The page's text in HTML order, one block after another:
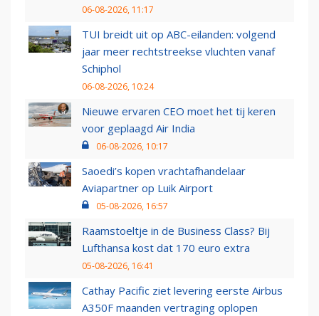
06-08-2026, 11:17
TUI breidt uit op ABC-eilanden: volgend
jaar meer rechtstreekse vluchten vanaf
Schiphol
06-08-2026, 10:24
Nieuwe ervaren CEO moet het tij keren
voor geplaagd Air India
06-08-2026, 10:17
Saoedi’s kopen vrachtafhandelaar
Aviapartner op Luik Airport
05-08-2026, 16:57
Raamstoeltje in de Business Class? Bij
Lufthansa kost dat 170 euro extra
05-08-2026, 16:41
Cathay Pacific ziet levering eerste Airbus
A350F maanden vertraging oplopen